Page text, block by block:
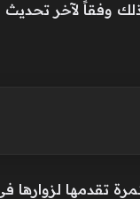
جميع البنوك العاملة بـ مصر، وذلك
تقدمها لزوارها